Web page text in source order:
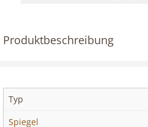
Produktbeschreibung
Typ
Spiegel